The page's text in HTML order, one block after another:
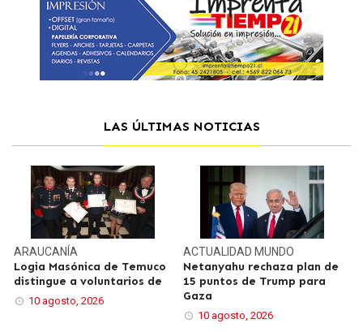
LAS ÚLTIMAS NOTICIAS
ARAUCANÍA
Logia Masónica de Temuco
distingue a voluntarios de
10 agosto, 2026
ACTUALIDAD MUNDO
Netanyahu rechaza plan de
15 puntos de Trump para
Gaza
10 agosto, 2026